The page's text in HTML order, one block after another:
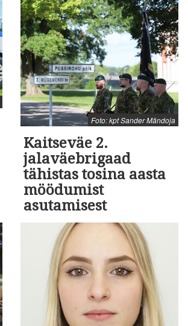
Foto: kpt Sander Mändoja
Kaitseväe 2.
jalaväebrigaad
tähistas tosina aasta
möödumist
asutamisest